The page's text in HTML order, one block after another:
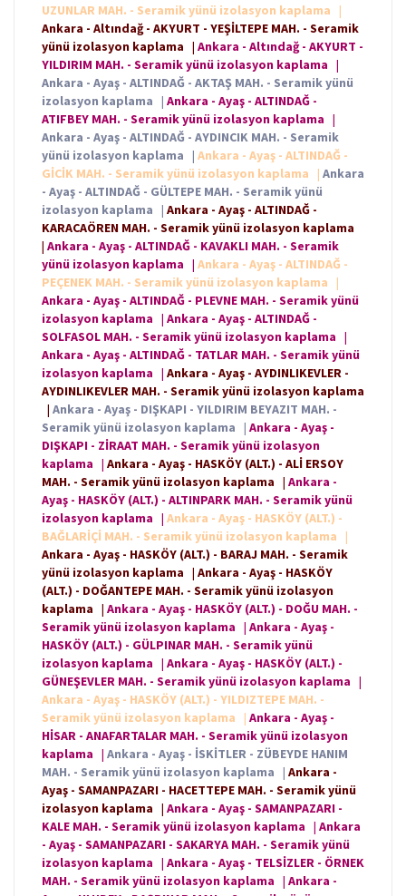
UZUNLAR MAH. - Seramik yünü izolasyon kaplama
|
Ankara - Altındağ - AKYURT - YEŞİLTEPE MAH. - Seramik
yünü izolasyon kaplama | Ankara - Altındağ - AKYURT -
YILDIRIM MAH. - Seramik yünü izolasyon kaplama |
Ankara - Ayaş - ALTINDAĞ - AKTAŞ MAH. - Seramik yünü
izolasyon kaplama | Ankara - Ayaş - ALTINDAĞ -
ATIFBEY MAH. - Seramik yünü izolasyon kaplama |
Ankara - Ayaş - ALTINDAĞ - AYDINCIK MAH. - Seramik
yünü izolasyon kaplama | Ankara - Ayaş - ALTINDAĞ -
GİCİK MAH. - Seramik yünü izolasyon kaplama
| Ankara
- Ayaş - ALTINDAĞ - GÜLTEPE MAH. - Seramik yünü
izolasyon kaplama | Ankara - Ayaş - ALTINDAĞ -
KARACAÖREN MAH. - Seramik yünü izolasyon kaplama
| Ankara - Ayaş - ALTINDAĞ - KAVAKLI MAH. - Seramik
yünü izolasyon kaplama | Ankara - Ayaş - ALTINDAĞ -
PEÇENEK MAH. - Seramik yünü izolasyon kaplama
|
Ankara - Ayaş - ALTINDAĞ - PLEVNE MAH. - Seramik yünü
izolasyon kaplama | Ankara - Ayaş - ALTINDAĞ -
SOLFASOL MAH. - Seramik yünü izolasyon kaplama |
Ankara - Ayaş - ALTINDAĞ - TATLAR MAH. - Seramik yünü
izolasyon kaplama | Ankara - Ayaş - AYDINLIKEVLER -
AYDINLIKEVLER MAH. - Seramik yünü izolasyon kaplama
| Ankara - Ayaş - DIŞKAPI - YILDIRIM BEYAZIT MAH. -
Seramik yünü izolasyon kaplama | Ankara - Ayaş -
DIŞKAPI - ZİRAAT MAH. - Seramik yünü izolasyon
kaplama | Ankara - Ayaş - HASKÖY (ALT.) - ALİ ERSOY
MAH. - Seramik yünü izolasyon kaplama | Ankara -
Ayaş - HASKÖY (ALT.) - ALTINPARK MAH. - Seramik yünü
izolasyon kaplama | Ankara - Ayaş - HASKÖY (ALT.) -
BAĞLARİÇİ MAH. - Seramik yünü izolasyon kaplama
|
Ankara - Ayaş - HASKÖY (ALT.) - BARAJ MAH. - Seramik
yünü izolasyon kaplama | Ankara - Ayaş - HASKÖY
(ALT.) - DOĞANTEPE MAH. - Seramik yünü izolasyon
kaplama | Ankara - Ayaş - HASKÖY (ALT.) - DOĞU MAH. -
Seramik yünü izolasyon kaplama | Ankara - Ayaş -
HASKÖY (ALT.) - GÜLPINAR MAH. - Seramik yünü
izolasyon kaplama | Ankara - Ayaş - HASKÖY (ALT.) -
GÜNEŞEVLER MAH. - Seramik yünü izolasyon kaplama |
Ankara - Ayaş - HASKÖY (ALT.) - YILDIZTEPE MAH. -
Seramik yünü izolasyon kaplama
| Ankara - Ayaş -
HİSAR - ANAFARTALAR MAH. - Seramik yünü izolasyon
kaplama | Ankara - Ayaş - İSKİTLER - ZÜBEYDE HANIM
MAH. - Seramik yünü izolasyon kaplama | Ankara -
Ayaş - SAMANPAZARI - HACETTEPE MAH. - Seramik yünü
izolasyon kaplama | Ankara - Ayaş - SAMANPAZARI -
KALE MAH. - Seramik yünü izolasyon kaplama | Ankara
- Ayaş - SAMANPAZARI - SAKARYA MAH. - Seramik yünü
izolasyon kaplama | Ankara - Ayaş - TELSİZLER - ÖRNEK
MAH. - Seramik yünü izolasyon kaplama | Ankara -